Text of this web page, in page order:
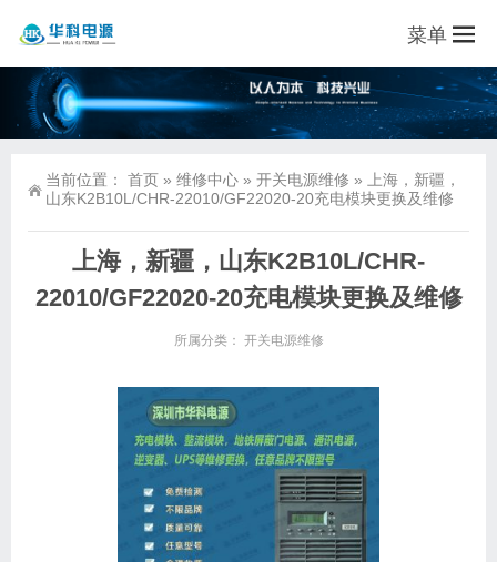
菜单
当前位置： 首页 » 维修中心 » 开关电源维修 » 上海，新疆，
山东K2B10L/CHR-22010/GF22020-20充电模块更换及维修
上海，新疆，山东K2B10L/CHR-
22010/GF22020-20充电模块更换及维修
所属分类： 开关电源维修